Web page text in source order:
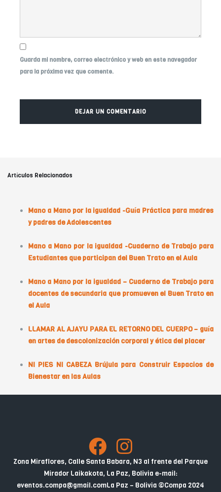
Guarda mi nombre, correo electrónico y web en este navegador
para la próxima vez que comente.
Artículos Relacionados
Mano a Mano por la igualdad -Guía Práctica para madres
y padres de Adolescentes
Mano a Mano por la igualdad -Cuaderno de Trabajo para
Estudiantes que participan del Buen Trato en el Aula
Mano a Mano por la igualdad – Cuaderno de Trabajo para
docentes de secundaria que promueven el Buen Trato en
el Aula
LLAMAR AL AJAYU PARA EL RETORNO DEL CUERPO – guía
en artes de descolonización corporal y ética del placer
NI PIES NI CABEZA Brújula para Construir Espacios de
Bienestar en las Aulas
Zona Miraflores, Calle Santa Babara, N3 al frente del Parque
Mirador Laikakota, La Paz, Bolivia e-mail:
eventos.compa@gmail.comLa Paz – Bolivia ©Compa 2024